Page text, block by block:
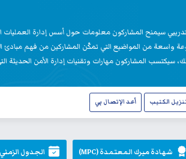
سيمنح المشاركون معلومات حول أسس إدارة العمليات
واسعة من المواضيع التي تمكّن المشاركين من فهم مبادئ
سيكتسب المشاركون مهارات وتقنيات إدارة الأمن الحديثة
الكتيب أعد الإتصال بي
شهادة ميرك المعتمدة (MPC) الجدول